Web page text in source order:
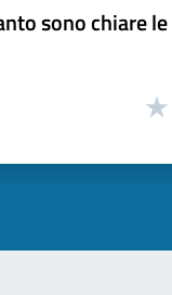
sono chiare